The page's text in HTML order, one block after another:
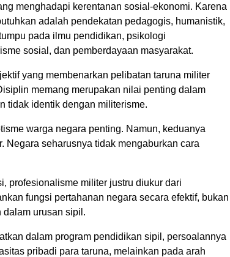
menghadapi kerentanan sosial-ekonomi. Karena
adalah pendekatan pedagogis, humanistik,
pada ilmu pendidikan, psikologi
sosial, dan pemberdayaan masyarakat.
yang membenarkan pelibatan taruna militer
memang merupakan nilai penting dalam
tidak identik dengan militerisme.
warga negara penting. Namun, keduanya
Negara seharusnya tidak mengaburkan cara
profesionalisme militer justru diukur dari
fungsi pertahanan negara secara efektif, bukan
urusan sipil.
dalam program pendidikan sipil, persoalannya
pribadi para taruna, melainkan pada arah